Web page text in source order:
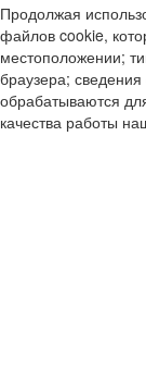
Продолжая
файлов cookie,
местоположении;
браузера;
обрабатываются
качества работы